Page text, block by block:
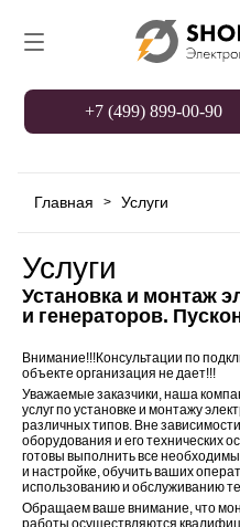
+7 (499) 899-00-90
Главная > Услуги
Услуги
Установка и монтаж
и генераторов.
Внимание!!!Консультации по
объекте организация не дает!!!
Уважаемые заказчики, наша
услуг по установке и монтажу
различных типов. Вне
оборудования и его технических
готовы выполнить все
и настройке, обучить ваших
использованию и обслуживанию
Обращаем ваше внимание, что
работы осуществляются